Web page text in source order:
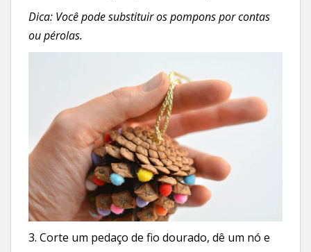
Dica: Você pode substituir os pompons por contas
ou pérolas.
3. Corte um pedaço de fio dourado, dê um nó e